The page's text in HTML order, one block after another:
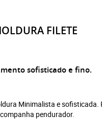
FILETE
sofisticado e fino.
Minimalista e
pendurador.